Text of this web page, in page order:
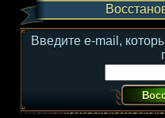
Введите e-mail,